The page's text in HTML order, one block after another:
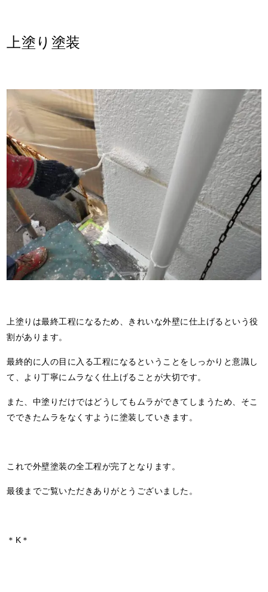
上塗り塗装
上塗りは最終工程になるため、きれいな外壁に仕上げるという役
割があります。
最終的に人の目に入る工程になるということをしっかりと意識し
て、より丁寧にムラなく仕上げることが大切です。
また、中塗りだけではどうしてもムラができてしまうため、そこ
でできたムラをなくすように塗装していきます。
これで外壁塗装の全工程が完了となります。
最後までご覧いただきありがとうございました。
＊K＊